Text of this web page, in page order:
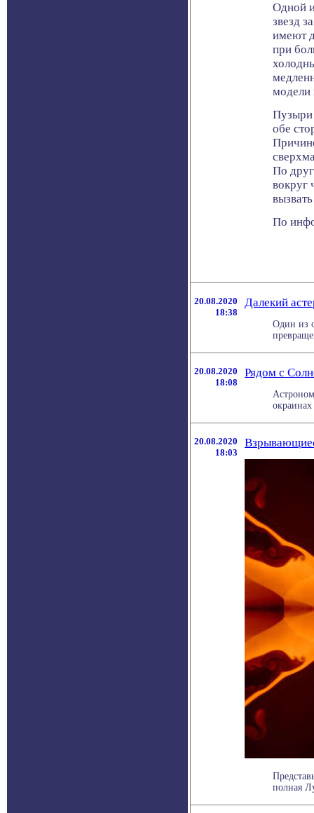
Одной
звезд
имеют
при
модели
Пузыри
обе
По
вокруг
По
20.08.2020
18:38
Далекий
Один из
20.08.2020
18:08
Рядом с
20.08.2020
18:03
полная